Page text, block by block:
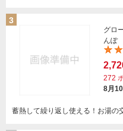
3
グロ
んぽ
272
8月10
蓄熱して繰り返し使える！お湯の